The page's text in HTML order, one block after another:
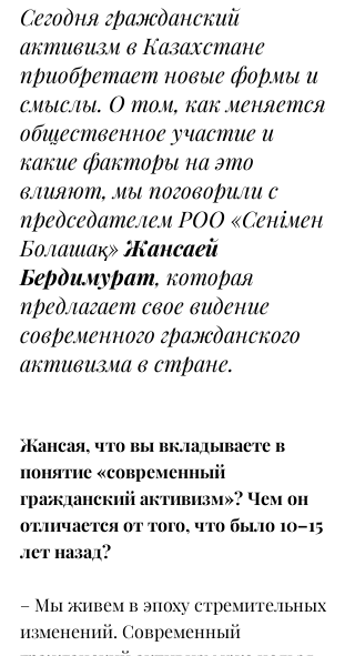
Сегодня гражданский
активизм в Казахстане
приобретает новые формы и
смыслы. О том, как меняется
общественное участие и
какие факторы на это
влияют, мы поговорили с
председателем РОО «Сенімен
Болашақ» Жансаей
Бердимурат, которая
предлагает свое видение
современного гражданского
активизма в стране.
Жансая, что вы вкладываете в
понятие «современный
гражданский активизм»? Чем он
отличается от того, что было 10–15
лет назад?
– Мы живем в эпоху стремительных
изменений. Современный